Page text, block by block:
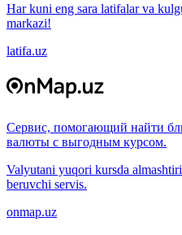
Har kuni eng sara latifalar va
markazi!
latifa.uz
Сервис, помогающий найти
валюты с выгодным курсом.
Valyutani yuqori kursda
beruvchi servis.
onmap.uz